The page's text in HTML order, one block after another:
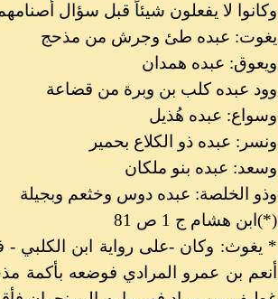
وكانوا لا يفعلون شيئاً قبل سؤال
يغوت: عبده طئ وجرش من مذحج
ويعوق: عبده همدان
وود عبده كلب بن وبرة من قضاعة
وسواع: عبده هُذيل
ونسر: عبده ذو الكلاع بحمير
وسعد: عبده بنو ملكان
وذو الخلصة: عبده دوس وخثعم وبجيلة
(*)ابن هشام ج 1 ص 81
* يغوث: وكان -على رواية ابن الكلبي
أنعم بن عمرو المرادي فوضعه بأكمة